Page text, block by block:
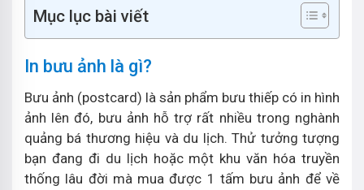
Mục lục bài viết
In bưu ảnh là gì?
Bưu ảnh (postcard) là sản phẩm bưu thiếp có in hình
ảnh lên đó, bưu ảnh hỗ trợ rất nhiều trong nghành
quảng bá thương hiệu và du lịch. Thử tưởng tượng
bạn đang đi du lịch hoặc một khu văn hóa truyền
thống lâu đời mà mua được 1 tấm bưu ảnh để về